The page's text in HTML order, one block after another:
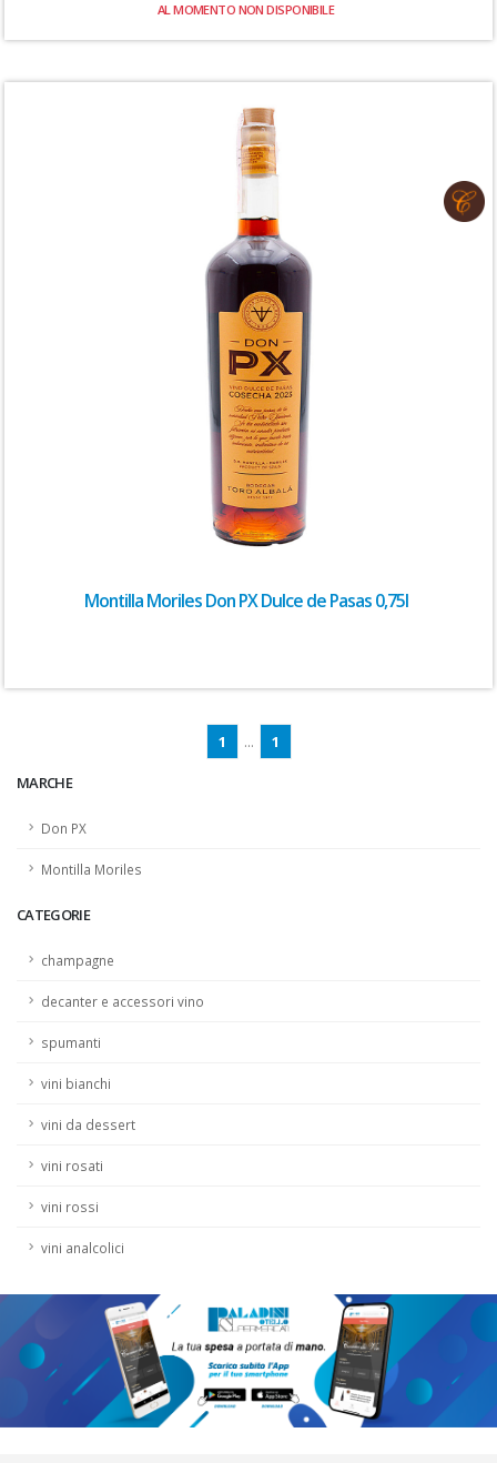
MARCHE
Don PX
Montilla Moriles
CATEGORIE
champagne
decanter e accessori vino
spumanti
vini bianchi
vini da dessert
vini rosati
vini rossi
vini analcolici
AL MOMENTO NON DISPONIBILE
Montilla Moriles Don PX Dulce de Pasas 0,75l
1 ... 1